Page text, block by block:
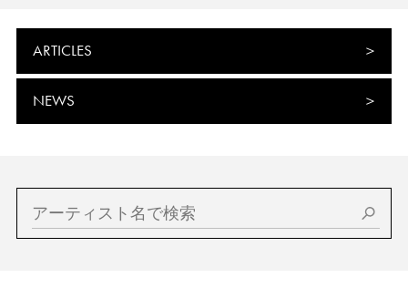
ARTICLES
NEWS